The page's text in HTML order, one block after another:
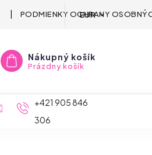
PODMIENKY OCHRANY
EUR
Nákupný košík
Prázdny košík
+421 905 846
306